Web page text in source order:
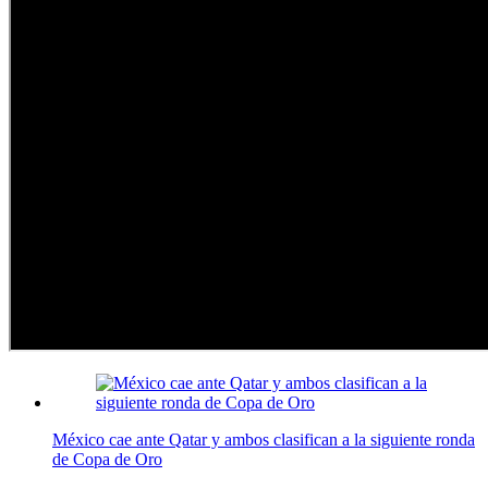
México cae ante Qatar y ambos clasifican a la siguiente ronda
de Copa de Oro